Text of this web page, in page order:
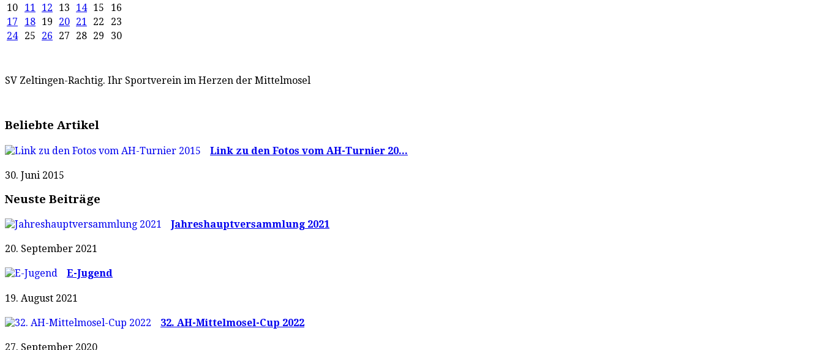
10
11 12 13 14 15
16
17
18 19 20 21 22
23
24
25 26 27 28 29 30
SV Zeltingen-Rachtig. Ihr Sportverein im Herzen der Mittelmosel
Beliebte Artikel
Link zu den Fotos vom AH-Turnier 20...
30. Juni 2015
Neuste Beiträge
Jahreshauptversammlung 2021
20. September 2021
E-Jugend
19. August 2021
32. AH-Mittelmosel-Cup 2022
27. September 2020